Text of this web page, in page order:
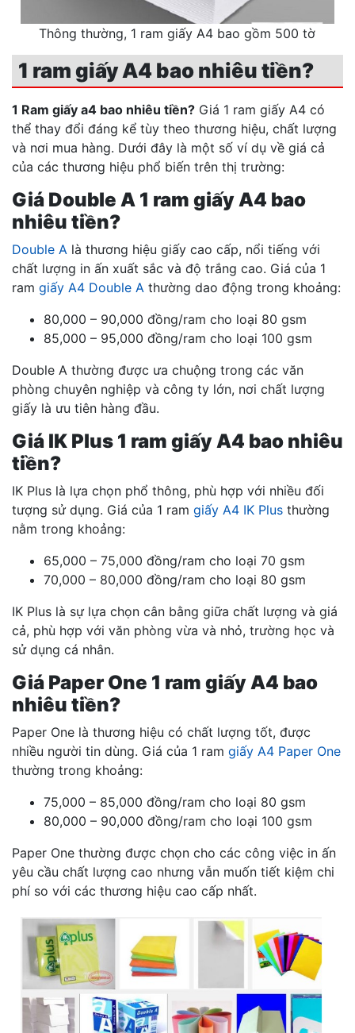
Thông thường, 1 ram giấy A4 bao gồm 500 tờ
1 ram giấy A4 bao nhiêu tiền?
1 Ram giấy a4 bao nhiêu tiền? Giá 1 ram giấy A4 có
thể thay đổi đáng kể tùy theo thương hiệu, chất lượng
và nơi mua hàng. Dưới đây là một số ví dụ về giá cả
của các thương hiệu phổ biến trên thị trường:
Giá Double A 1 ram giấy A4 bao
nhiêu tiền?
Double A là thương hiệu giấy cao cấp, nổi tiếng với
chất lượng in ấn xuất sắc và độ trắng cao. Giá của 1
ram giấy A4 Double A thường dao động trong khoảng:
80,000 – 90,000 đồng/ram cho loại 80 gsm
85,000 – 95,000 đồng/ram cho loại 100 gsm
Double A thường được ưa chuộng trong các văn
phòng chuyên nghiệp và công ty lớn, nơi chất lượng
giấy là ưu tiên hàng đầu.
Giá IK Plus 1 ram giấy A4 bao nhiêu
tiền?
IK Plus là lựa chọn phổ thông, phù hợp với nhiều đối
tượng sử dụng. Giá của 1 ram giấy A4 IK Plus thường
nằm trong khoảng:
65,000 – 75,000 đồng/ram cho loại 70 gsm
70,000 – 80,000 đồng/ram cho loại 80 gsm
IK Plus là sự lựa chọn cân bằng giữa chất lượng và giá
cả, phù hợp với văn phòng vừa và nhỏ, trường học và
sử dụng cá nhân.
Giá Paper One 1 ram giấy A4 bao
nhiêu tiền?
Paper One là thương hiệu có chất lượng tốt, được
nhiều người tin dùng. Giá của 1 ram giấy A4 Paper One
thường trong khoảng:
75,000 – 85,000 đồng/ram cho loại 80 gsm
80,000 – 90,000 đồng/ram cho loại 100 gsm
Paper One thường được chọn cho các công việc in ấn
yêu cầu chất lượng cao nhưng vẫn muốn tiết kiệm chi
phí so với các thương hiệu cao cấp nhất.